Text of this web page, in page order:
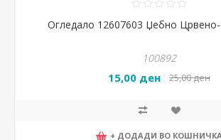
Огледало 12607603 Џебно
100892
15,00 ден 25,00 ден
+ ДОДАДИ ВО КОШНИЧКА